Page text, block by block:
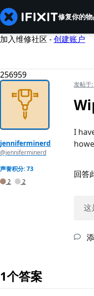
修复你的
加入维修社区 -创建账户
256959
jenniferminerd
@jenniferminerd
声誉积分: 73
2
2
发帖于:
I
回答
这
1个答案